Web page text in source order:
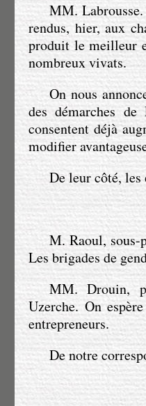
MM. Labrousse
rendus, hier, aux
produit le meilleur
nombreux vivats.
On nous
des démarches de
consentent déjà
modifier
De leur côté,
M. Raoul, sous-
Les brigades de
MM. Drouin,
Uzerche. On
entrepreneurs.
De notre